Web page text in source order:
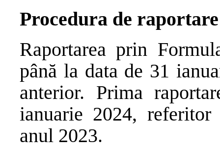
Procedura de raportare
Raportarea prin
până la data de 31
anterior. Prima
ianuarie 2024,
anul 2023.